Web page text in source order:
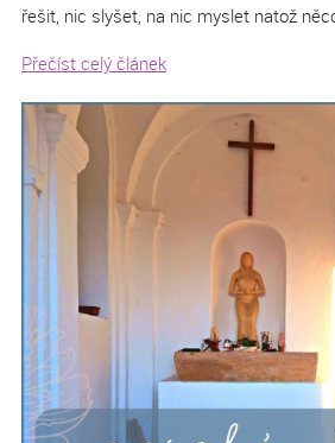
řešit, nic slyšet, na nic myslet natož
Přečíst celý článek